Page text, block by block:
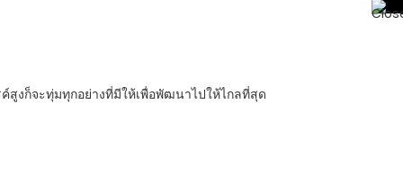
งก็จะทุ่มทุกอย่างที่มีให้เพื่อพัฒนาไปให้ไกลที่สุด